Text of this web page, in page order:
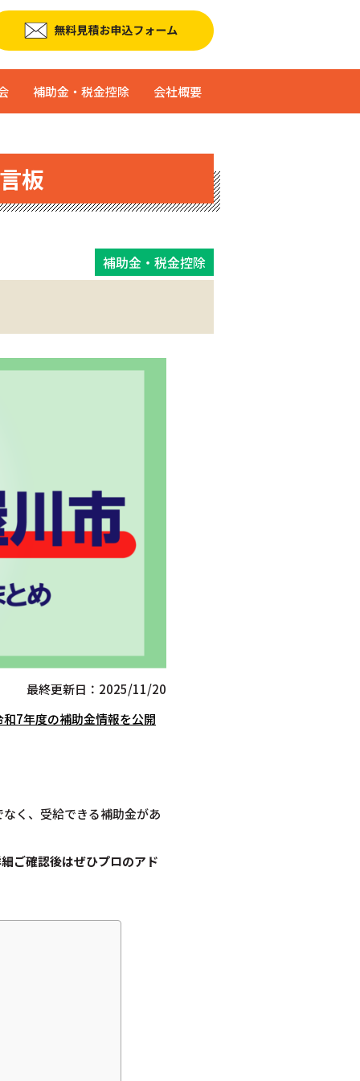
補助金・税金控除 会社概要
板
補助金・税金控除
最終更新日：2025/11/20
7年度の補助金情報を公開
く、受給できる補助金があ
ご確認後はぜひプロのアド